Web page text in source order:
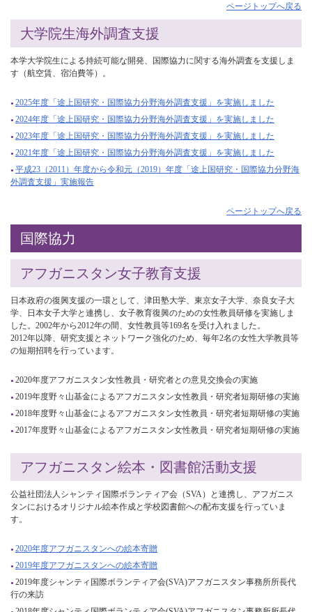
ページトップへ戻る
大学院生海外調査支援
本学大学院生による持続可能な開発、国際協力に関する海外調査を支援しま
す（航空賃、宿泊費等）。
2025年度「途上国研究・国際協力分野海外調査支援」を実施しました
2024年度「途上国研究・国際協力分野海外調査支援」を実施しました
2023年度「途上国研究・国際協力分野海外調査支援」を実施しました
2021年度「途上国研究・国際協力分野海外調査支援」を実施しました
平成23（2011）年度から令和元（2019）年度「途上国研究・国際協力分野海
外調査支援」実施報告
ページトップへ戻る
国際協力
アフガニスタン女子教育支援
日本政府の復興支援の一環として、津田塾大学、東京女子大学、奈良女子大
学、日本女子大学と連携し、女子教育復興のための女性教員研修を実施しま
した。2002年から2012年の間、女性教員等169名を受け入れました。
2012年以降、研究支援とネットワーク強化のため、毎年2名の女性大学教員等
の短期招聘を行っています。
2020年度アフガニスタン女性教員・研究者との意見交換会の実施
2019年度野々山基金によるアフガニスタン女性教員・研究者短期研修の実施
2018年度野々山基金によるアフガニスタン女性教員・研究者短期研修の実施
2017年度野々山基金によるアフガニスタン女性教員・研究者短期研修の実施
アフガニスタン絵本・図書館活動支援
公益社団法人シャンティ国際ボランティア会（SVA）と連携し、アフガニス
タンにおけるオリジナル絵本作成と学校図書館への配布支援を行っていま
す。
2020年度アフガニスタンへの絵本寄贈
2019年度アフガニスタンへの絵本寄贈
2019年度シャンティ国際ボランティア会(SVA)アフガニスタン事務所所長代
行の来訪